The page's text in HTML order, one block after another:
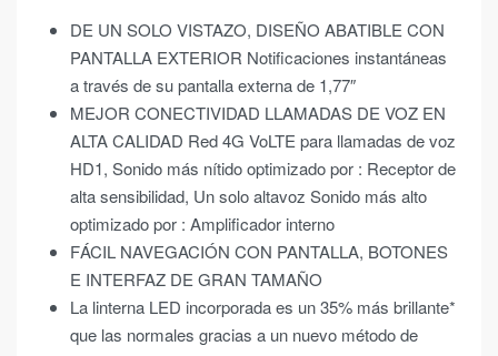
DE UN SOLO VISTAZO, DISEÑO ABATIBLE CON
PANTALLA EXTERIOR Notificaciones instantáneas
a través de su pantalla externa de 1,77″
MEJOR CONECTIVIDAD LLAMADAS DE VOZ EN
ALTA CALIDAD Red 4G VoLTE para llamadas de voz
HD1, Sonido más nítido optimizado por : Receptor de
alta sensibilidad, Un solo altavoz Sonido más alto
optimizado por : Amplificador interno
FÁCIL NAVEGACIÓN CON PANTALLA, BOTONES
E INTERFAZ DE GRAN TAMAÑO
La linterna LED incorporada es un 35% más brillante*
que las normales gracias a un nuevo método de